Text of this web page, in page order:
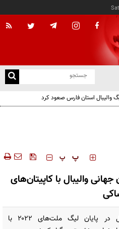
والیبال استان فارس صعود کرد
‍‍‍ پ پ
والیبال با کاپیتان‌های
مسئولان فدراسیون جهانی والیبال در پایان لیگ ملت‌های ۲۰۲۲ با